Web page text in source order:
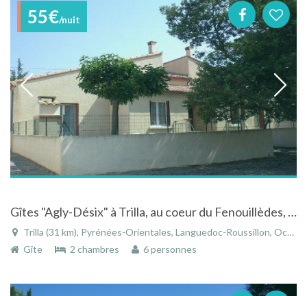
55€/nuit
Gîtes "Agly-Désix" à Trilla, au coeur du Fenouillèdes, le "Sud-Cathare" (66)
Trilla (31 km), Pyrénées-Orientales, Languedoc-Roussillon, Occitanie, France
Gîte
2 chambres 6 personnes